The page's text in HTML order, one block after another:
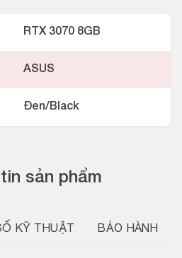
tin sản phẩm
KỸ THUẬT BẢO HÀNH
RTX 3070 8GB
ASUS
Đen/Black